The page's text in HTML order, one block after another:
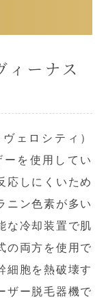
ーナス
ェロシティ）
を使用してい
応しにくいため
ニン色素が多い
な冷却装置で肌
の両方を使用で
細胞を熱破壊す
ザー脱毛器機で